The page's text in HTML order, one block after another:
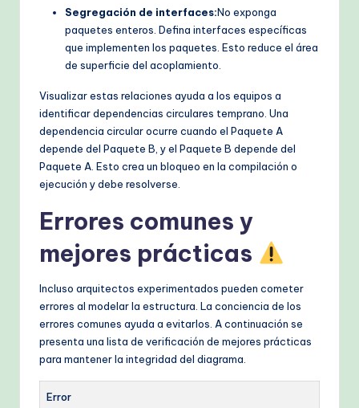
Segregación de interfaces:No exponga
paquetes enteros. Defina interfaces específicas
que implementen los paquetes. Esto reduce el área
de superficie del acoplamiento.
Visualizar estas relaciones ayuda a los equipos a
identificar dependencias circulares temprano. Una
dependencia circular ocurre cuando el Paquete A
depende del Paquete B, y el Paquete B depende del
Paquete A. Esto crea un bloqueo en la compilación o
ejecución y debe resolverse.
Errores comunes y
mejores prácticas
Incluso arquitectos experimentados pueden cometer
errores al modelar la estructura. La conciencia de los
errores comunes ayuda a evitarlos. A continuación se
presenta una lista de verificación de mejores prácticas
para mantener la integridad del diagrama.
Error